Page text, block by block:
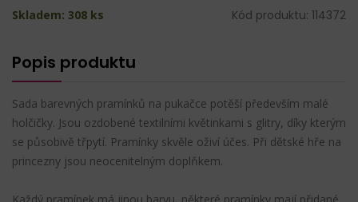
Skladem: 308 ks Kód produktu: 114372
Popis produktu
Sada barevných pramínků na pukačce potěší především malé
holčičky. Jsou ozdobené textilními květinkami s glitry, díky kterým
se působivě třpytí. Pramínky skvěle oživí účes. Při dětské hře na
princezny jsou neocenitelným doplňkem.